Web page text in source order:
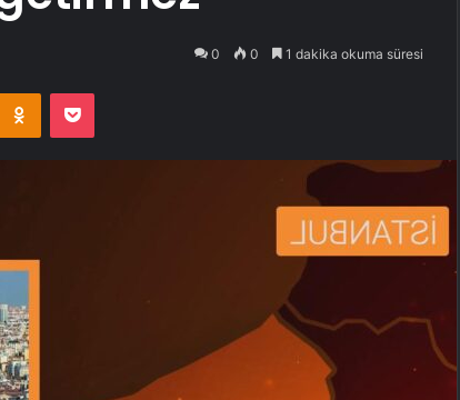
0 0 1 dakika okuma süresi
Odnoklassniki
Pocket